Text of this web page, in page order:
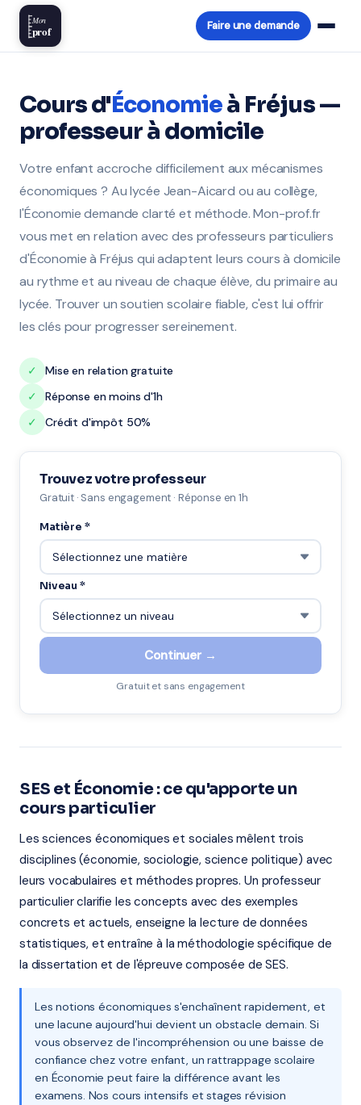
Mon
prof Faire une demande
Cours d'Économieà Fréjus —
professeur à domicile
Votre enfant accroche difficilement aux mécanismes
économiques ? Au lycée Jean-Aicard ou au collège,
l'Économie demande clarté et méthode. Mon-prof.fr
vous met en relation avec des professeurs particuliers
d'Économie à Fréjus qui adaptent leurs cours à domicile
au rythme et au niveau de chaque élève, du primaire au
lycée. Trouver un soutien scolaire fiable, c'est lui offrir
les clés pour progresser sereinement.
✓
Mise en relation gratuite
✓
Réponse en moins d'1h
✓
Crédit d'impôt 50%
Trouvez votre professeur
Gratuit · Sans engagement · Réponse en 1h
Matière *
Niveau *
Continuer →
Gratuit et sans engagement
SES et Économie : ce qu'apporte un
cours particulier
Les sciences économiques et sociales mêlent trois
disciplines (économie, sociologie, science politique) avec
leurs vocabulaires et méthodes propres. Un professeur
particulier clarifie les concepts avec des exemples
concrets et actuels, enseigne la lecture de données
statistiques, et entraîne à la méthodologie spécifique de
la dissertation et de l'épreuve composée de SES.
Les notions économiques s'enchaînent rapidement, et
une lacune aujourd'hui devient un obstacle demain. Si
vous observez de l'incompréhension ou une baisse de
confiance chez votre enfant, un rattrappage scolaire
en Économie peut faire la différence avant les
examens. Nos cours intensifs et stages révision